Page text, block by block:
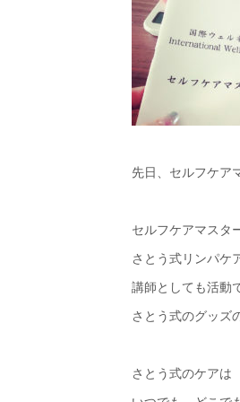
先日、セルフケア
セルフケアマスタ
さとう式リンパケ
講師としても活動
さとう式のグッズ
さとう式のケアは